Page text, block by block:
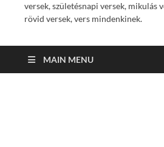
versek, születésnapi versek, mikulás
rövid versek, vers mindenkinek.
MAIN MENU